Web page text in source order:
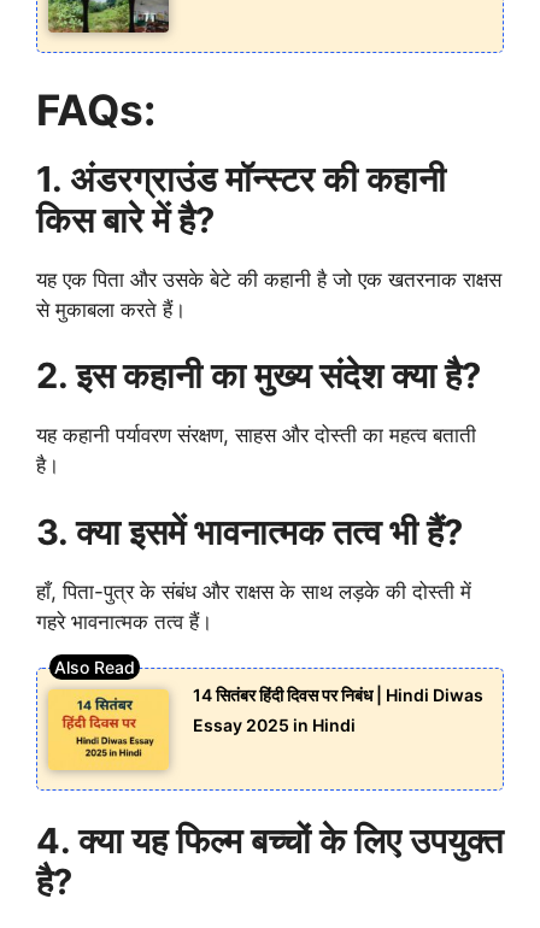
FAQs:
1. अंडरग्राउंड मॉन्स्टर की कहानी
किस बारे में है?
यह एक पिता और उसके बेटे की कहानी है जो एक खतरनाक राक्षस
से मुकाबला करते हैं।
2. इस कहानी का मुख्य संदेश क्या है?
यह कहानी पर्यावरण संरक्षण, साहस और दोस्ती का महत्व बताती
है।
3. क्या इसमें भावनात्मक तत्व भी हैं?
हाँ, पिता-पुत्र के संबंध और राक्षस के साथ लड़के की दोस्ती में
गहरे भावनात्मक तत्व हैं।
14 सितंबर हिंदी दिवस पर निबंध | Hindi Diwas
Essay 2025 in Hindi
4. क्या यह फिल्म बच्चों के लिए उपयुक्त
है?